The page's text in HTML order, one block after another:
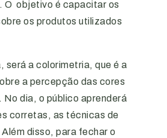
O objetivo é capacitar os
os produtos utilizados
será a colorimetria, que é a
a percepção das cores
No dia, o público aprenderá
corretas, as técnicas de
disso, para fechar o